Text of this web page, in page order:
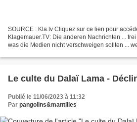
SOURCE : Kla.tv Cliquez sur ce lien pour
Klagemauer.TV: Die anderen Nachrichten ...
was die Medien nicht verschweigen sollten ...
Le culte du Dalaï Lama -
Publié le 11/06/2023 à 11:32
Par pangolins&mantilles